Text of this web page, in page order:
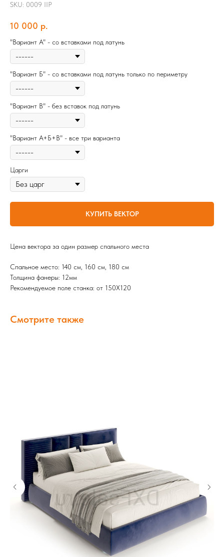
SKU: 0009 IIP
10 000 р.
"Вариант А" - со вставками под латунь
"Вариант Б" - со вставками под латунь только по периметру
"Вариант В" - без вставок под латунь
"Вариант А+Б+В" - все три варианта
Царги
КУПИТЬ ВЕКТОР
Цена вектора за один размер спального места
Спальное место: 140 см, 160 cм, 180 cм
Толщина фанеры: 12мм
Рекомендуемое поле станка: от 150Х120
Смотрите также